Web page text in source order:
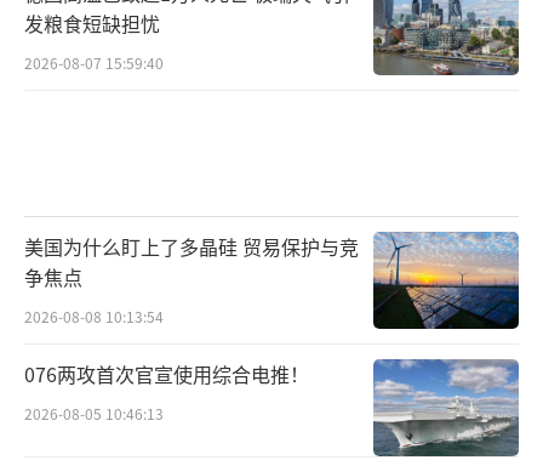
发粮食短缺担忧
2026-08-07 15:59:40
美国为什么盯上了多晶硅 贸易保护与竞
争焦点
2026-08-08 10:13:54
076两攻首次官宣使用综合电推！
2026-08-05 10:46:13